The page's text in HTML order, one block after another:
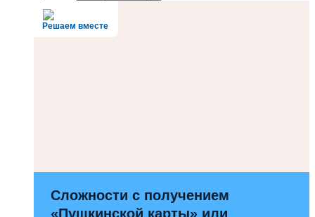
Решаем вместе
Сложности с получением
«Пушкинской карты» или